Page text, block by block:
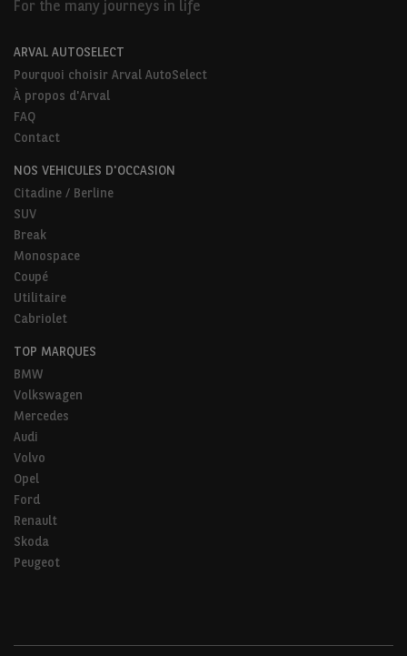
For the many journeys in life
ARVAL AUTOSELECT
Pourquoi choisir Arval AutoSelect
À propos d'Arval
FAQ
Contact
NOS VEHICULES D'OCCASION
Citadine / Berline
SUV
Break
Monospace
Coupé
Utilitaire
Cabriolet
TOP MARQUES
BMW
Volkswagen
Mercedes
Audi
Volvo
Opel
Ford
Renault
Skoda
Peugeot